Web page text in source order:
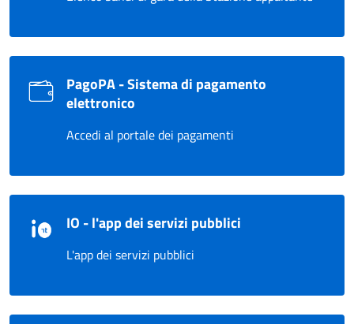
PagoPA - Sistema di pagamento
elettronico
Accedi al portale dei pagamenti
IO - l'app dei servizi pubblici
L'app dei servizi pubblici